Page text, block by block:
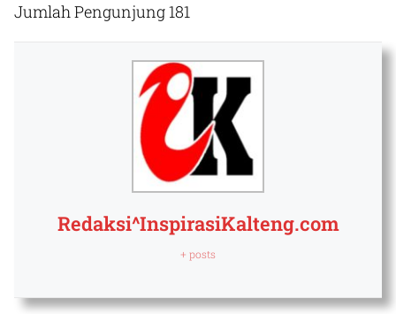
Jumlah Pengunjung181
Redaksi^InspirasiKalteng.com
+ posts